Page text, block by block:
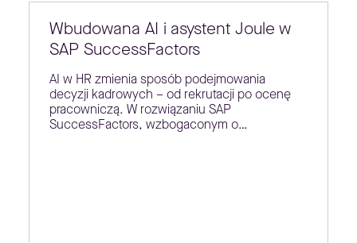
Wbudowana AI i asystent Joule w
SAP SuccessFactors
AI w HR zmienia sposób podejmowania
decyzji kadrowych – od rekrutacji po ocenę
pracowniczą. W rozwiązaniu SAP
SuccessFactors, wzbogaconym o…